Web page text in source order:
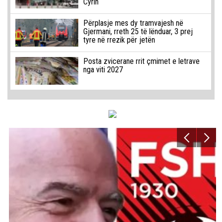
Cyrih
Përplasje mes dy tramvajesh në
Gjermani, rreth 25 të lënduar, 3 prej
tyre në rrezik për jetën
Posta zvicerane rrit çmimet e letrave
nga viti 2027